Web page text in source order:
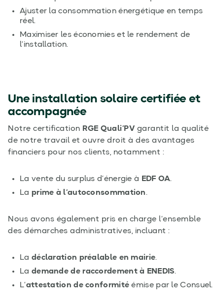
Ajuster la consommation énergétique en temps
réel.
Maximiser les économies et le rendement de
l’installation.
Une installation solaire certifiée et
accompagnée
Notre certification RGE Quali’PV garantit la qualité
de notre travail et ouvre droit à des avantages
financiers pour nos clients, notamment :
La vente du surplus d’énergie à EDF OA.
La prime à l’autoconsommation.
Nous avons également pris en charge l’ensemble
des démarches administratives, incluant :
La déclaration préalable en mairie.
La demande de raccordement à ENEDIS.
L’attestation de conformité émise par le Consuel.